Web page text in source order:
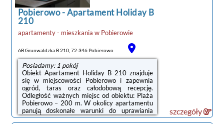
dostępem do kanałów satelitarnych.Na
miejscu ...
Pobierowo-Apartament Holiday B
210
apartamenty - mieszkania w Pobierowie
6B Grunwaldzka B 210, 72-346 Pobierowo
Posiadamy: 1 pokój
Obiekt Apartament Holiday B 210 znajduje
się w miejscowości Pobierowo i zapewnia
ogród, taras oraz całodobową recepcję.
Odległość ważnych miejsc od obiektu: Plaża
Pobierowo – 200 m. W okolicy apartamentu
panują doskonałe warunki do uprawiania
trekkingu, wędkarstwa i jazdy na rowerze. Na
szczegóły